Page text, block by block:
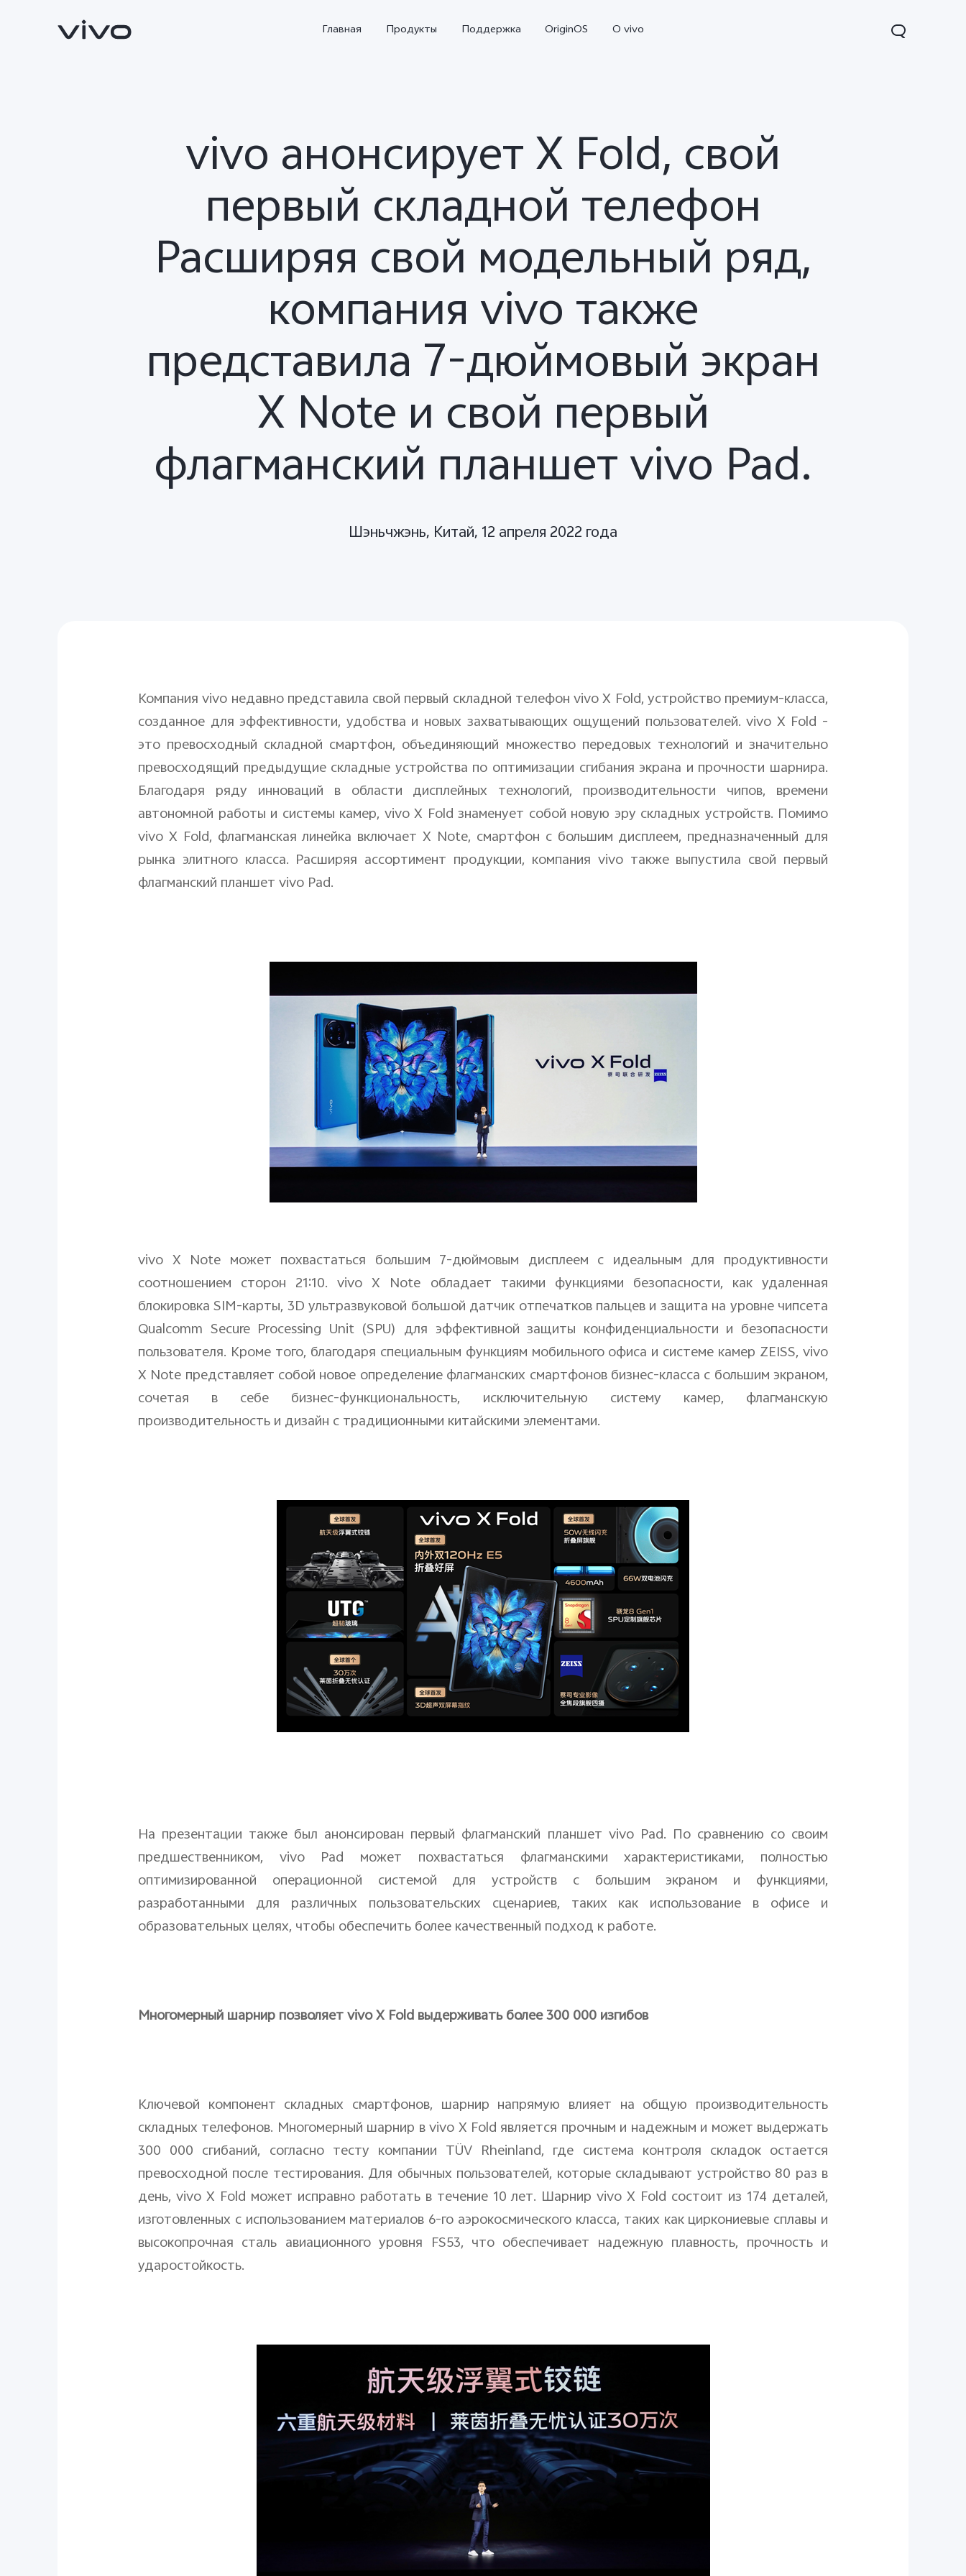
Главная Продукты Поддержка OriginOS O vivo
vivo анонсирует X Fold, свой
первый складной телефон
Расширяя свой модельный ряд,
компания vivo также
представила 7-дюймовый экран
X Note и свой первый
флагманский планшет vivo Pad.
Шэньчжэнь, Китай, 12 апреля 2022 года
Компанияvivo недавно представила свой первый складной телефонvivoX Fold, устройство премиум-класса,
созданное для эффективности, удобства и новых захватывающих ощущений пользователей.vivo X Fold -
это превосходный складной смартфон, объединяющий множество передовых технологий и значительно
превосходящий предыдущие складные устройства по оптимизации сгибания экрана и прочности шарнира.
Благодаря ряду инноваций в области дисплейных технологий, производительности чипов, времени
автономной работы и системы камер, vivoX Fold знаменует собой новую эру складных устройств. Помимо
vivo X Fold, флагманская линейка включаетX Note, смартфон с большим дисплеем, предназначенный для
рынка элитного класса. Расширяя ассортимент продукции, компания vivoтакже выпустила свой первый
флагманский планшетvivo Pad.
vivo X Note может похвастаться большим 7-дюймовым дисплеем с идеальным для продуктивности
соотношением сторон 21:10.vivo X Note обладает такими функциями безопасности, как удаленная
блокировкаSIM-карты, 3Dультразвуковой большой датчик отпечатков пальцев и защита на уровне чипсета
Qualcomm Secure Processing Unit(SPU) для эффективной защиты конфиденциальности и безопасности
пользователя. Кроме того, благодаря специальным функциям мобильного офиса и системе камер ZEISS,vivo
X Note представляет собой новое определение флагманских смартфонов бизнес-класса с большим экраном,
сочетая в себе бизнес-функциональность, исключительную систему камер, флагманскую
производительность и дизайн с традиционными китайскими элементами.
На презентации также был анонсирован первый флагманский планшет vivo Pad. По сравнению со своим
предшественником, vivo Pad может похвастаться флагманскими характеристиками, полностью
оптимизированной операционной системой для устройств с большим экраном и функциями,
разработанными для различных пользовательских сценариев, таких как использование в офисе и
образовательных целях, чтобы обеспечить более качественный подход к работе.
Многомерный шарнир позволяетvivoX Foldвыдерживать более 300 000 изгибов
Ключевой компонент складных смартфонов, шарнир напрямую влияет на общую производительность
складных телефонов. Многомерный шарнир вvivoX Fold является прочным и надежным и может выдержать
300 000 сгибаний, согласно тесту компании TÜV Rheinland, где система контроля складок остается
превосходной после тестирования. Для обычных пользователей, которые складывают устройство 80 раз в
день, vivo X Fold может исправно работать в течение 10 лет. Шарнирvivo X Fold состоит из 174 деталей,
изготовленных с использованием материалов 6-го аэрокосмического класса, таких как циркониевые сплавы и
высокопрочная сталь авиационного уровня FS53, что обеспечивает надежную плавность, прочность и
ударостойкость.